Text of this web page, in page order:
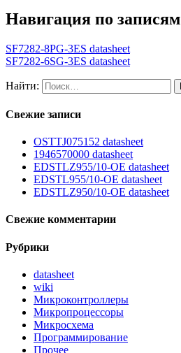
Навигация по записям
SF7282-8PG-3ES datasheet
SF7282-6SG-3ES datasheet
Найти:
Свежие записи
OSTTJ075152 datasheet
1946570000 datasheet
EDSTLZ955/10-OE datasheet
EDSTL955/10-OE datasheet
EDSTLZ950/10-OE datasheet
Свежие комментарии
Рубрики
datasheet
wiki
Микроконтроллеры
Микропроцессоры
Микросхема
Программирование
Прочее